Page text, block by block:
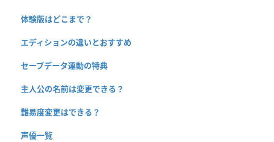
体験版はどこまで？
エディションの違いとおすすめ
セーブデータ連動の特典
主人公の名前は変更できる？
難易度変更はできる？
声優一覧